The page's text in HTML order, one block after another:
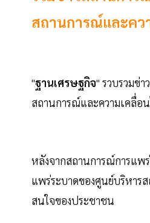
สถานการณ์และคว
"ฐานเศรษฐกิจ" รวบรวมข่าว
สถานการณ์และความเคลื่อ
หลังจากสถานการณ์การแพ
แพร่ระบาดของศูนย์บริหาร
สนใจของประชาชน